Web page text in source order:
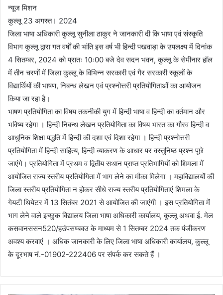
न्यूज मिशन
कुल्लू 23 अगस्त। 2024
जिला भाषा अधिकारी कुल्लू सुनीला ठाकुर ने जानकारी दी कि भाषा एवं संस्कृति
विभाग कुल्लू द्वारा गत वर्षों की भांति इस वर्ष भी हिन्दी पखवाड़ा के उपलक्ष्य में दिनांक
4 सितम्बर, 2024 को प्रातः 10ः00 बजे देव सदन भवन, कुल्लू के सेमीनार हॉल
में तीन चरणों में जिला कुल्लू के विभिन्न सरकारी एवं गैर सरकारी स्कूलों के
विद्यार्थियों की भाषण, निबन्ध लेखन एवं प्रश्नोत्तरी प्रतियोगिताओं का आयोजन
किया जा रहा है।
भाषण प्रतियोगिता का विषय तकनीकी युग में हिन्दी भाषा व हिन्दी का वर्तमान और
भविष्य रहेगा । हिन्दी निबन्ध लेखन प्रतियोगिता का विषय भारत का गौरव हिन्दी व
आधुनिक शिक्षा पद्धति में हिन्दी की दशा एवं दिशा रहेगा । हिन्दी प्रश्नोत्तरी
प्रतियोगिता में हिन्दी साहित्य, हिन्दी व्याकरण के आधार पर वस्तुनिष्ठ प्रश्न पूछे
जाएंगे। प्रतियोगिता में प्रथम व द्वितीय सथान प्राप्त प्रतिभागियों को शिमला में
आयोजित राज्य स्तरीय प्रतियोगिता में भाग लेने का मौका मिलेगा । महाविद्यालयों की
जिला स्तरीय प्रतियोगिता न होकर सीधे राज्य स्तरीय प्रतियोगिताएं शिमला के
गेयटी थियेटर में 13 सितंबर 2021 से आयोजित की जाएंगी । इस प्रतियोगिता में
भाग लेने वाले इच्छुक विद्यालय जिला भाषा अधिकारी कार्यालय, कुल्लू अथवा ई. मेल
कसवानससन520/हउंपसण्बवउ के माध्यम से 1 सितम्बर 2024 तक पंजीकरण
अवश्य करवाएं । अधिक जानकारी के लिए जिला भाषा अधिकारी कार्यालय, कुल्लू
के दूरभाष नं.-01902-222406 पर संपर्क कर सकते हैं ।